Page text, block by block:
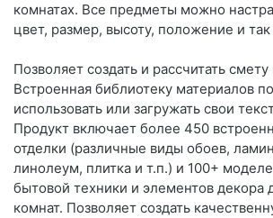
комнатах. Все предметы можно
цвет, размер, высоту, положение и
Позволяет создать и рассчитать
Встроенная библиотеку материалов
использовать или загружать свои
Продукт включает более 450
отделки (различные виды обоев,
линолеум, плитка и т.п.) и 100+
бытовой техники и элементов декора
комнат. Позволяет создать